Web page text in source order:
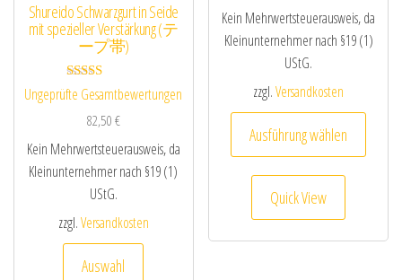
Shureido Schwarzgurt in Seide
mit spezieller Verstärkung (テ
ープ帯)
Bewertet mit
5.00
von 5
Ungeprüfte Gesamtbewertungen
82,50€
Kein Mehrwertsteuerausweis, da
Kleinunternehmer nach §19 (1)
UStG.
zzgl.Versandkosten
Auswahl
Kein Mehrwertsteuerausweis, da
Kleinunternehmer nach §19 (1)
UStG.
zzgl.Versandkosten
Ausführung wählen
Quick View